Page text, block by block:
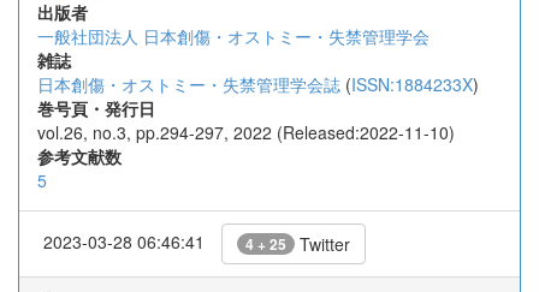
出版者
一般社団法人 日本創傷・オストミー・失禁管理学会
雑誌
日本創傷・オストミー・失禁管理学会誌 (ISSN:1884233X)
巻号頁・発行日
vol.26, no.3, pp.294-297, 2022 (Released:2022-11-10)
参考文献数
5
2023-03-28 06:46:41 4 + 25 Twitter